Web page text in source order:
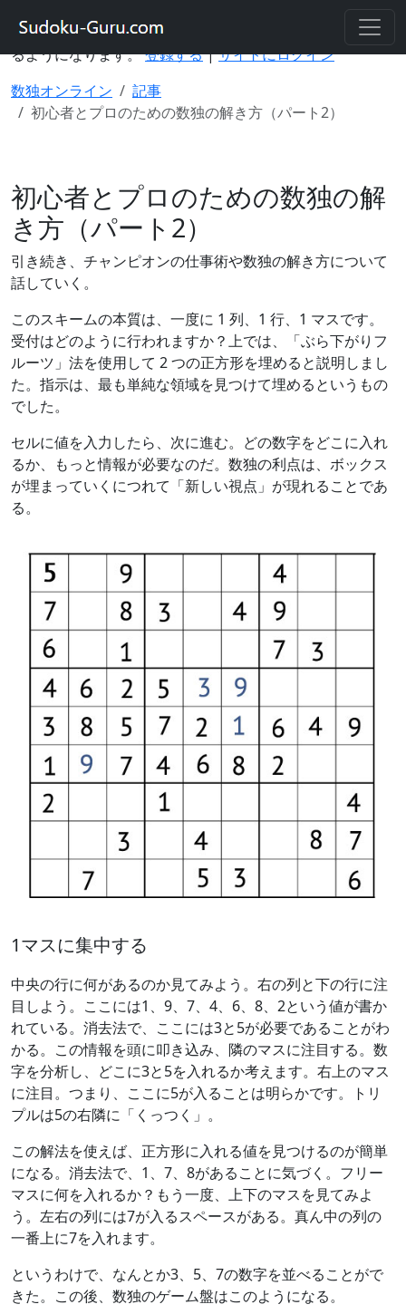
スで数独を解いたり、ゲームの進行状況を保存したりでき
るようになります。登録する|サイトにログイン
数独オンライン
記事
初心者とプロのための数独の解き方（パート2）
初心者とプロのための数独の解
き方（パート2）
引き続き、チャンピオンの仕事術や数独の解き方について
話していく。
このスキームの本質は、一度に 1 列、1 行、1 マスです。
受付はどのように行われますか？上では、「ぶら下がりフ
ルーツ」法を使用して 2 つの正方形を埋めると説明しまし
た。指示は、最も単純な領域を見つけて埋めるというもの
でした。
セルに値を入力したら、次に進む。どの数字をどこに入れ
るか、もっと情報が必要なのだ。数独の利点は、ボックス
が埋まっていくにつれて「新しい視点」が現れることであ
る。
1マスに集中する
中央の行に何があるのか見てみよう。右の列と下の行に注
目しよう。ここには1、9、7、4、6、8、2という値が書か
れている。消去法で、ここには3と5が必要であることがわ
かる。この情報を頭に叩き込み、隣のマスに注目する。数
字を分析し、どこに3と5を入れるか考えます。右上のマス
に注目。つまり、ここに5が入ることは明らかです。トリ
プルは5の右隣に「くっつく」。
この解法を使えば、正方形に入れる値を見つけるのが簡単
になる。消去法で、1、7、8があることに気づく。フリー
マスに何を入れるか？もう一度、上下のマスを見てみよ
う。左右の列には7が入るスペースがある。真ん中の列の
一番上に7を入れます。
というわけで、なんとか3、5、7の数字を並べることがで
きた。この後、数独のゲーム盤はこのようになる。